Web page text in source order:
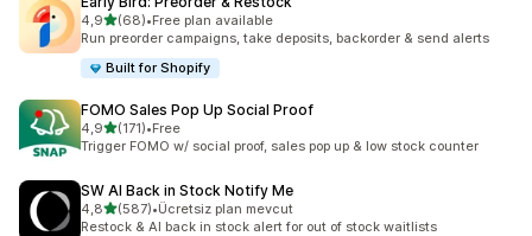
4,95 yıldız üzerinden
(68)
toplam 68 değerlendirme
•Free plan available
Run preorder campaigns, take deposits, backorder & send alerts
Built for Shopify
FOMO Sales Pop Up Social Proof
4,95 yıldız üzerinden
(171)
toplam 171 değerlendirme
•Free
Trigger FOMO w/ social proof, sales pop up & low stock counter
SW AI Back in Stock Notify Me
4,85 yıldız üzerinden
(587)
toplam 587 değerlendirme
•Ücretsiz plan mevcut
Restock & AI back in stock alert for out of stock waitlists